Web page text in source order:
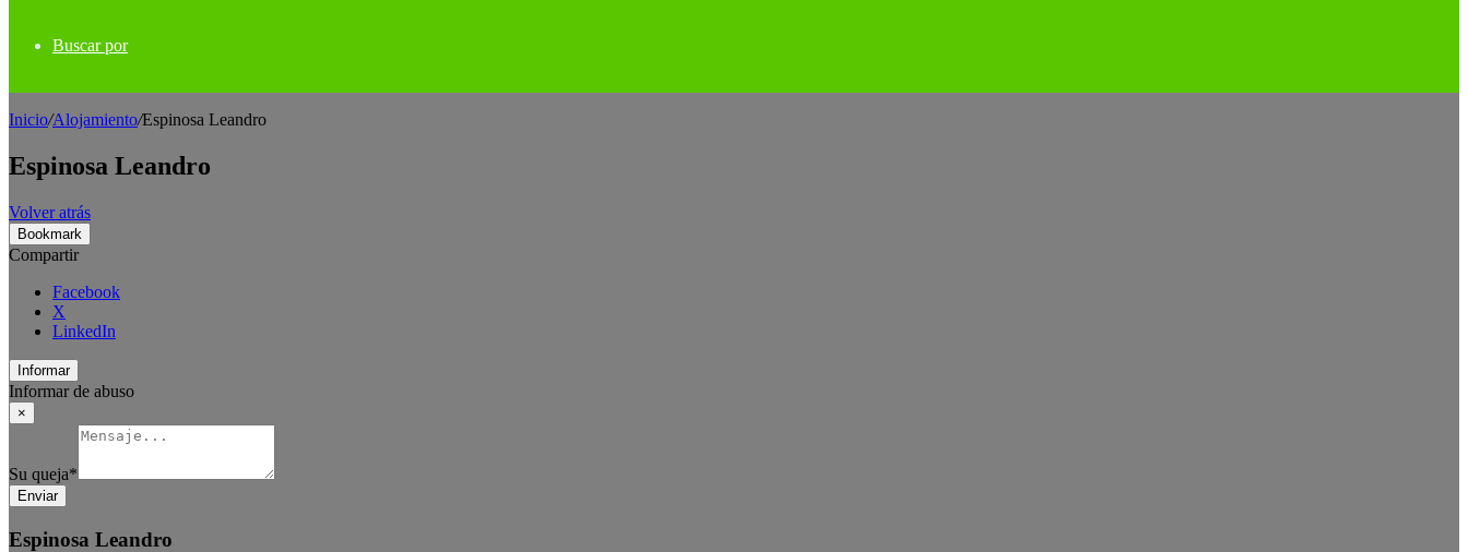
Buscar por
Inicio/Alojamiento/Espinosa Leandro
Espinosa Leandro
Volver atrás
Bookmark
Compartir
Facebook
X
LinkedIn
Informar
Informar de abuso
×
Su queja*
Enviar
Espinosa Leandro